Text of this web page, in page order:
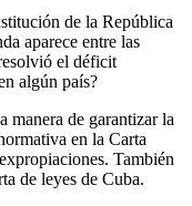
de la República
aparece entre las
el déficit
algún país?
manera de garantizar la
en la Carta
También
de leyes de Cuba.